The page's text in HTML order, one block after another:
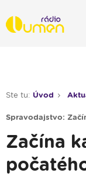
Ste tu: Úvod
Spravodajstvo:
Začína